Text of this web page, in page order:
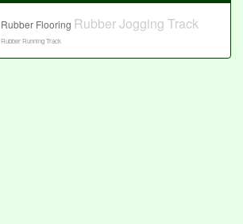
Rubber Flooring Rubber Jogging Track
Rubber Running Track